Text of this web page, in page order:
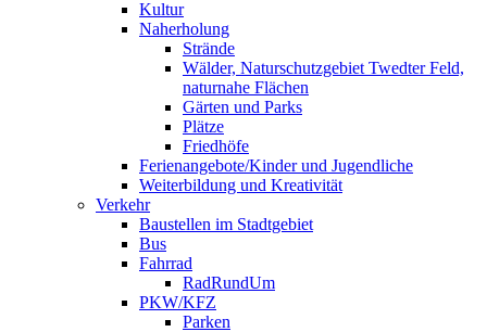
Kultur
Naherholung
Strände
Wälder, Naturschutzgebiet Twedter Feld,
naturnahe Flächen
Gärten und Parks
Plätze
Friedhöfe
Ferienangebote/Kinder und Jugendliche
Weiterbildung und Kreativität
Verkehr
Baustellen im Stadtgebiet
Bus
Fahrrad
RadRundUm
PKW/KFZ
Parken